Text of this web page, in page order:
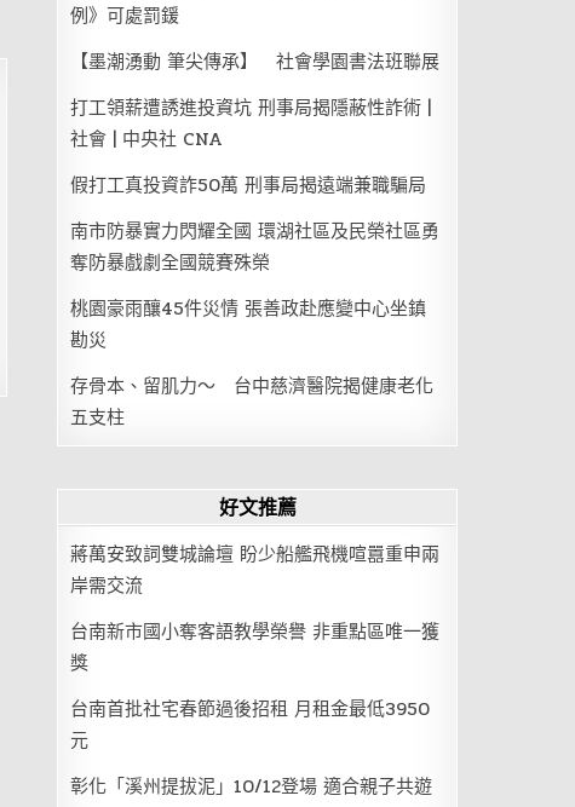
例》可處罰鍰
【墨潮湧動 筆尖傳承】 社會學園書法班聯展
打工領薪遭誘進投資坑 刑事局揭隱蔽性詐術 |
社會 | 中央社 CNA
假打工真投資詐50萬 刑事局揭遠端兼職騙局
南市防暴實力閃耀全國 環湖社區及民榮社區勇
奪防暴戲劇全國競賽殊榮
桃園豪雨釀45件災情 張善政赴應變中心坐鎮
勘災
存骨本、留肌力～ 台中慈濟醫院揭健康老化
五支柱
好文推薦
蔣萬安致詞雙城論壇 盼少船艦飛機喧囂重申兩
岸需交流
台南新市國小奪客語教學榮譽 非重點區唯一獲
獎
台南首批社宅春節過後招租 月租金最低3950
元
彰化「溪州提拔泥」10/12登場 適合親子共遊